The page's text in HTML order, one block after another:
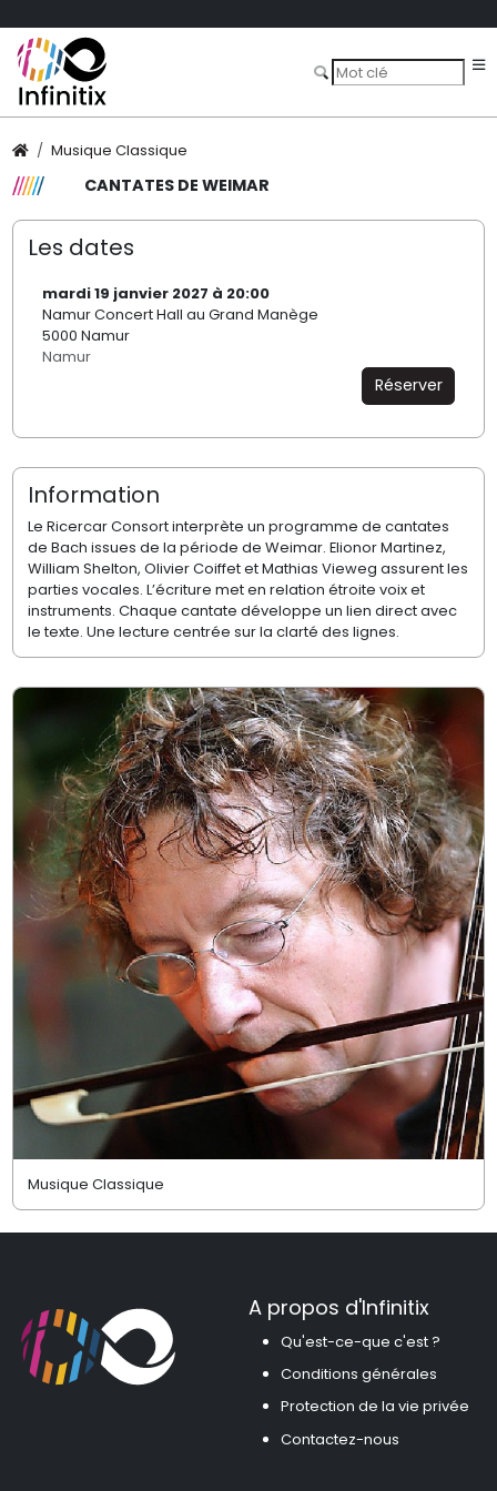
Musique Classique
CANTATES DE WEIMAR
Les dates
mardi 19 janvier 2027 à 20:00
Namur Concert Hall au Grand Manège
5000 Namur
Namur
Réserver
Information
Le Ricercar Consort interprète un programme de cantates
de Bach issues de la période de Weimar. Elionor Martinez,
William Shelton, Olivier Coiffet et Mathias Vieweg assurent les
parties vocales. L’écriture met en relation étroite voix et
instruments. Chaque cantate développe un lien direct avec
le texte. Une lecture centrée sur la clarté des lignes.
Musique Classique
A propos d'Infinitix
Qu'est-ce-que c'est ?
Conditions générales
Protection de la vie privée
Contactez-nous